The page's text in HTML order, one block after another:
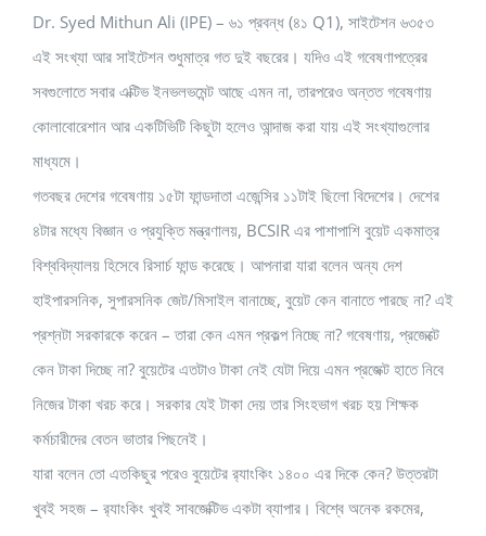
Dr. Syed Mithun Ali (IPE) – ৬১ প্রবন্ধ (৪১ Q1), সাইটেশন ৬৩৫৩
এই সংখ্যা আর সাইটেশন শুধুমাত্র গত দুই বছরের। যদিও এই গবেষণাপত্রের
সবগুলোতে সবার এক্টিভ ইনভলভমেন্ট আছে এমন না, তারপরেও অন্তত গবেষণায়
কোলাবোরেশান আর একটিভিটি কিছুটা হলেও আন্দাজ করা যায় এই সংখ্যাগুলোর
মাধ্যমে।
গতবছর দেশের গবেষণায় ১৫টা ফান্ডদাতা এজেন্সির ১১টাই ছিলো বিদেশের। দেশের
৪টার মধ্যে বিজ্ঞান ও প্রযুক্তি মন্ত্রণালয়, BCSIR এর পাশাপাশি বুয়েট একমাত্র
বিশ্ববিদ্যালয় হিসেবে রিসার্চ ফান্ড করেছে। আপনারা যারা বলেন অন্য দেশ
হাইপারসনিক, সুপারসনিক জেট/মিসাইল বানাচ্ছে, বুয়েট কেন বানাতে পারছে না? এই
প্রশ্নটা সরকারকে করেন – তারা কেন এমন প্রকল্প নিচ্ছে না? গবেষণায়, প্রজেক্টে
কেন টাকা দিচ্ছে না? বুয়েটের এতটাও টাকা নেই যেটা দিয়ে এমন প্রজেক্ট হাতে নিবে
নিজের টাকা খরচ করে। সরকার যেই টাকা দেয় তার সিংহভাগ খরচ হয় শিক্ষক
কর্মচারীদের বেতন ভাতার পিছনেই।
যারা বলেন তো এতকিছুর পরেও বুয়েটের র‍্যাংকিং ১৪০০ এর দিকে কেন? উত্তরটা
খুবই সহজ – র‍্যাংকিং খুবই সাবজেক্টিভ একটা ব্যাপার। বিশ্বে অনেক রকমের,